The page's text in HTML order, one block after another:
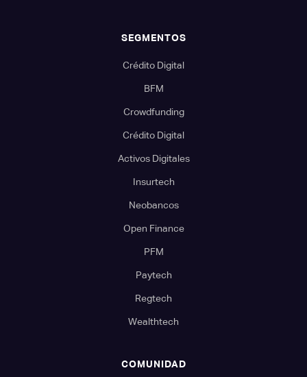
SEGMENTOS
Crédito Digital
BFM
Crowdfunding
Crédito Digital
Activos Digitales
Insurtech
Neobancos
Open Finance
PFM
Paytech
Regtech
Wealthtech
COMUNIDAD